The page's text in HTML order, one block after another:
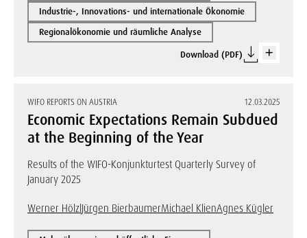
Industrie-, Innovations- und internationale Ökonomie
Regionalökonomie und räumliche Analyse
Download (PDF)
WIFO REPORTS ON AUSTRIA 12.03.2025
Economic Expectations Remain Subdued
at the Beginning of the Year
Results of the WIFO-Konjunkturtest Quarterly Survey of
January 2025
Werner HölzlJürgen BierbaumerMichael KlienAgnes Kügler